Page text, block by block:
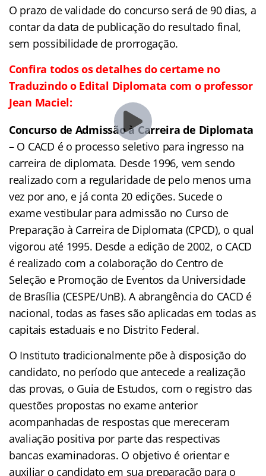
O prazo de validade do concurso será de 90 dias, a
contar da data de publicação do resultado final,
sem possibilidade de prorrogação.
Confira todos os detalhes do certame no
Traduzindo o Edital Diplomata com o professor
Jean Maciel:
Concurso de Admissão à Carreira de Diplomata
– O CACD é o processo seletivo para ingresso na
carreira de diplomata. Desde 1996, vem sendo
realizado com a regularidade de pelo menos uma
vez por ano, e já conta 20 edições. Sucede o
exame vestibular para admissão no Curso de
Preparação à Carreira de Diplomata (CPCD), o qual
vigorou até 1995. Desde a edição de 2002, o CACD
é realizado com a colaboração do Centro de
Seleção e Promoção de Eventos da Universidade
de Brasília (CESPE/UnB). A abrangência do CACD é
nacional, todas as fases são aplicadas em todas as
capitais estaduais e no Distrito Federal.
O Instituto tradicionalmente põe à disposição do
candidato, no período que antecede a realização
das provas, o Guia de Estudos, com o registro das
questões propostas no exame anterior
acompanhadas de respostas que mereceram
avaliação positiva por parte das respectivas
bancas examinadoras. O objetivo é orientar e
auxiliar o candidato em sua preparação para o